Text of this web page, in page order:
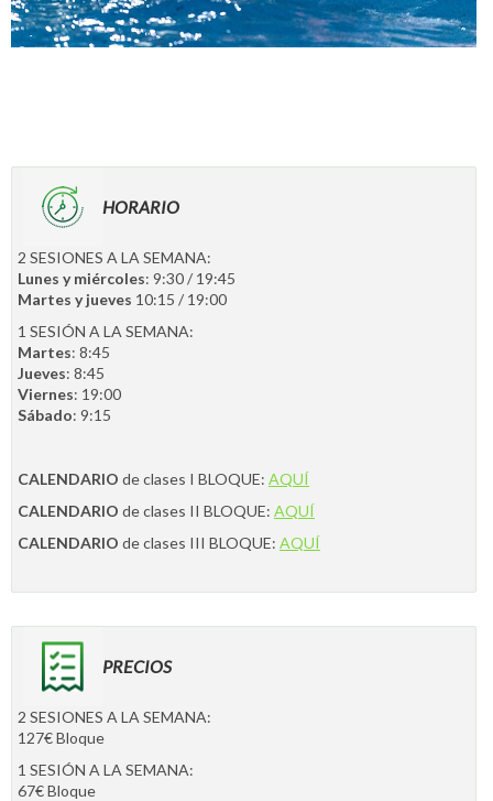
HORARIO
2 SESIONES A LA SEMANA:
Lunes y miércoles: 9:30 / 19:45
Martes y jueves 10:15 / 19:00
1 SESIÓN A LA SEMANA:
Martes: 8:45
Jueves: 8:45
Viernes: 19:00
Sábado: 9:15
CALENDARIO de clases I BLOQUE: AQUÍ
CALENDARIO de clases II BLOQUE: AQUÍ
CALENDARIO de clases III BLOQUE: AQUÍ
PRECIOS
2 SESIONES A LA SEMANA:
127€ Bloque
1 SESIÓN A LA SEMANA:
67€ Bloque